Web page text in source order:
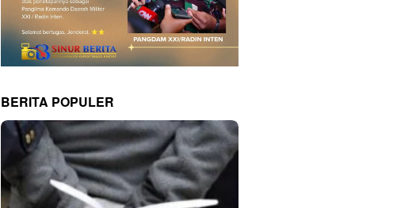
BERITA POPULER